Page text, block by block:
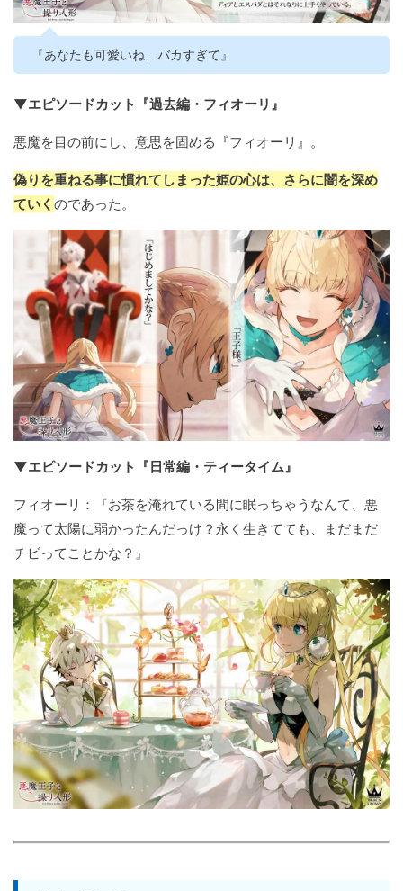
『あなたも可愛いね、バカすぎて』
▼エピソードカット『過去編・フィオーリ』
悪魔を目の前にし、意思を固める『フィオーリ』。
偽りを重ねる事に慣れてしまった姫の心は、さらに闇を深め
ていく のであった。
▼エピソードカット『日常編・ティータイム』
フィオーリ：『お茶を淹れている間に眠っちゃうなんて、悪
魔って太陽に弱かったんだっけ？永く生きてても、まだまだ
チビってことかな？』